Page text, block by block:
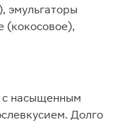
эмульгаторы
(кокосовое),
с насыщенным
Долго